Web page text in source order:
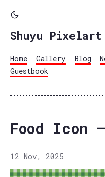
Shuyu Pixelart
Home Gallery Blog
Guestbook
Food Icon
12 Nov, 2025